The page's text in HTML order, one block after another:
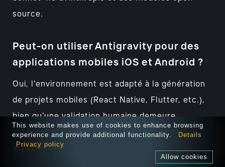
source.
Peut-on utiliser Antigravity pour des
applications mobiles iOS et Android ?
Oui, l'environnement est adapté à la génération
de projets mobiles (React Native, Flutter, etc.),
bien qu'une validation humaine demeure
essentielle, notamment pour les tests et
aspects UX/UI.
This website makes use of cookies to enhance browsing
experience and provide additional functionality.
Details
Privacy policy
Allow cookies